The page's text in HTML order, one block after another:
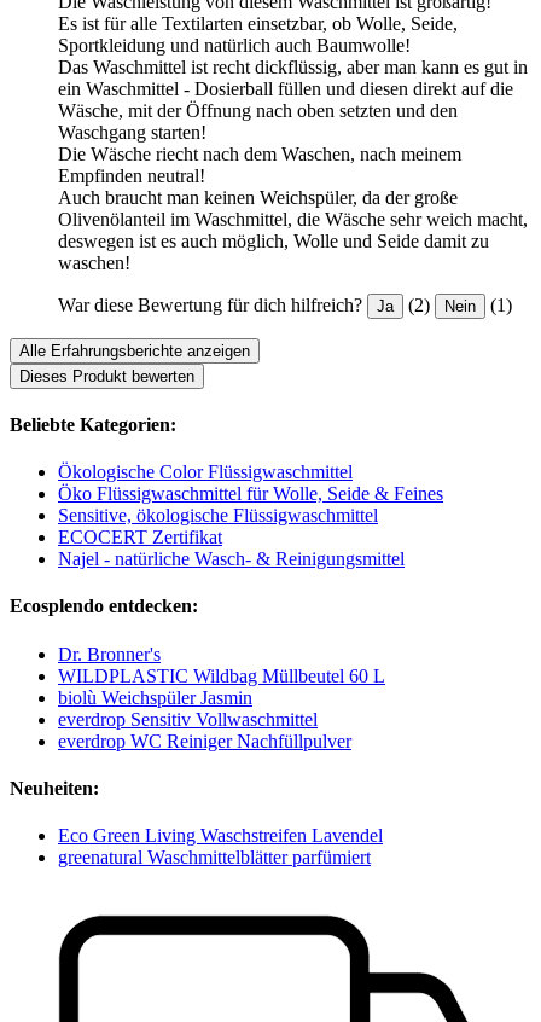
Es ist für alle Textilarten einsetzbar, ob Wolle, Seide,
Sportkleidung und natürlich auch Baumwolle!
Das Waschmittel ist recht dickflüssig, aber man kann es gut in
ein Waschmittel - Dosierball füllen und diesen direkt auf die
Wäsche, mit der Öffnung nach oben setzten und den
Waschgang starten!
Die Wäsche riecht nach dem Waschen, nach meinem
Empfinden neutral!
Auch braucht man keinen Weichspüler, da der große
Olivenölanteil im Waschmittel, die Wäsche sehr weich macht,
deswegen ist es auch möglich, Wolle und Seide damit zu
waschen!
War diese Bewertung für dich hilfreich? Ja (2) Nein (1)
Alle Erfahrungsberichte anzeigen
Dieses Produkt bewerten
Beliebte Kategorien:
Ökologische Color Flüssigwaschmittel
Öko Flüssigwaschmittel für Wolle, Seide & Feines
Sensitive, ökologische Flüssigwaschmittel
ECOCERT Zertifikat
Najel - natürliche Wasch- & Reinigungsmittel
Ecosplendo entdecken:
Dr. Bronner's
WILDPLASTIC Wildbag Müllbeutel 60 L
biolù Weichspüler Jasmin
everdrop Sensitiv Vollwaschmittel
everdrop WC Reiniger Nachfüllpulver
Neuheiten:
Eco Green Living Waschstreifen Lavendel
greenatural Waschmittelblätter parfümiert